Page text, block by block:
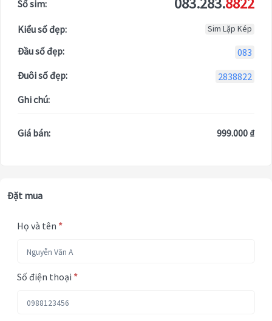
Số sim:
Kiểu số đẹp: Sim Lặp Kép
Đầu số đẹp:
083
Đuôi số đẹp:
2838822
Ghi chú:
Giá bán: 999.000 ₫
Đặt mua
Họ và tên *
Số điện thoại *